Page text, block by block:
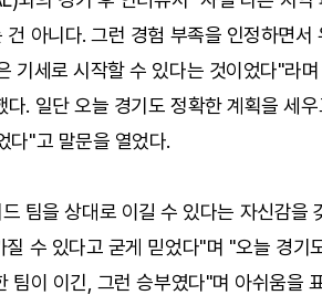
아니다. 그런 경험 부족을 인정하면서
기세로 시작할 수 있다는 것이었다"라
. 일단 오늘 경기도 정확한 계획을 세
다"고 말문을 열었다.
팀을 상대로 이길 수 있다는 자신감을
수 있다고 굳게 믿었다"며 "오늘 경기
팀이 이긴, 그런 승부였다"며 아쉬움을